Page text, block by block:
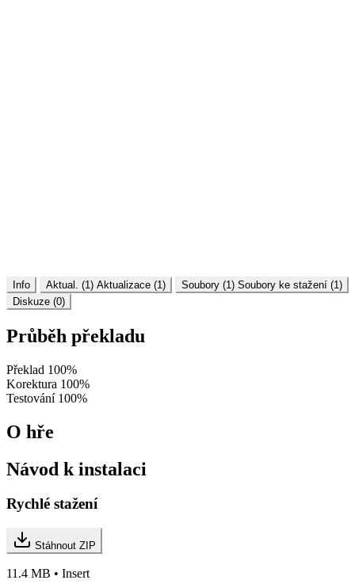
Info Aktual. (1) Aktualizace (1) Soubory (1) Soubory ke stažení (1)
Diskuze (0)
Průběh překladu
Překlad 100%
Korektura 100%
Testování 100%
O hře
Návod k instalaci
Rychlé stažení
Stáhnout ZIP
11.4 MB • Insert